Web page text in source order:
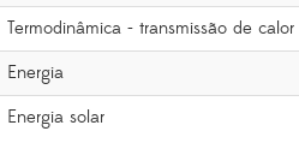
Termodinâmica - transmissão de calor
Energia
Energia solar